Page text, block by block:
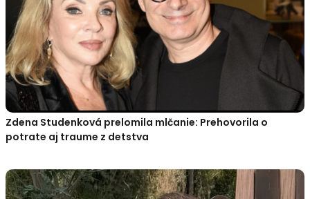
Zdena Studenková prelomila mlčanie: Prehovorila o
potrate aj traume z detstva